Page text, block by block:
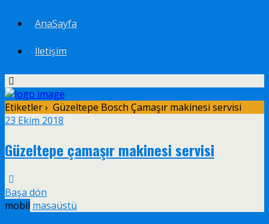
AnaSayfa
İletişim
Etiketler › Güzeltepe Bosch Çamaşır makinesi servisi
23 Ekim 2018
Güzeltepe çamaşır makinesi servisi
Başa dön
mobil masaüstü